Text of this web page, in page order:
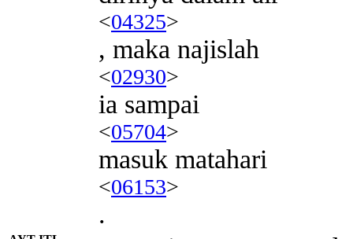
<04325>
, maka najislah
<02930>
ia sampai
<05704>
masuk matahari
<06153>
.